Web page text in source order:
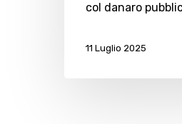
col danaro
11 Luglio 2025